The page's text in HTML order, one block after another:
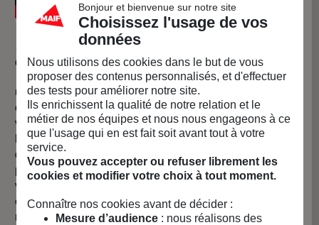
🧠 L’invention qui met fin au casse-tête de la housse
de couette
🎯Changer une housse de couette ne devrait plus être
un casse-tête ! On le sait tous : enfiler une housse de
couette est une tâche ménagère redoutée. C’est en
voulant se débarrasser de cette galère que Benjamin,
bricoleur dans l’âme, a eu une idée lumineuse. En
quelques croquis et une heure de bricolage, il met au
point le tout premier prototype… et c’est une révélation ! Il
vient d’inventer l’enfile-couette Hopoli, un outil astucieux
et ingénieux, aujourd’hui protégé par deux brevets
mondiaux.
Bonjour et bienvenue sur notre site
Choisissez l'usage de vos
données
Nous utilisons des cookies dans le but de vous
proposer des contenus personnalisés, et d'effectuer
des tests pour améliorer notre site.
Ils enrichissent la qualité de notre relation et le
métier de nos équipes et nous nous engageons à ce
que l'usage qui en est fait soit avant tout à votre
service.
Vous pouvez accepter ou refuser librement les
cookies et modifier votre choix à tout moment.
Connaître nos cookies avant de décider :
Mesure d’audience: nous réalisons des